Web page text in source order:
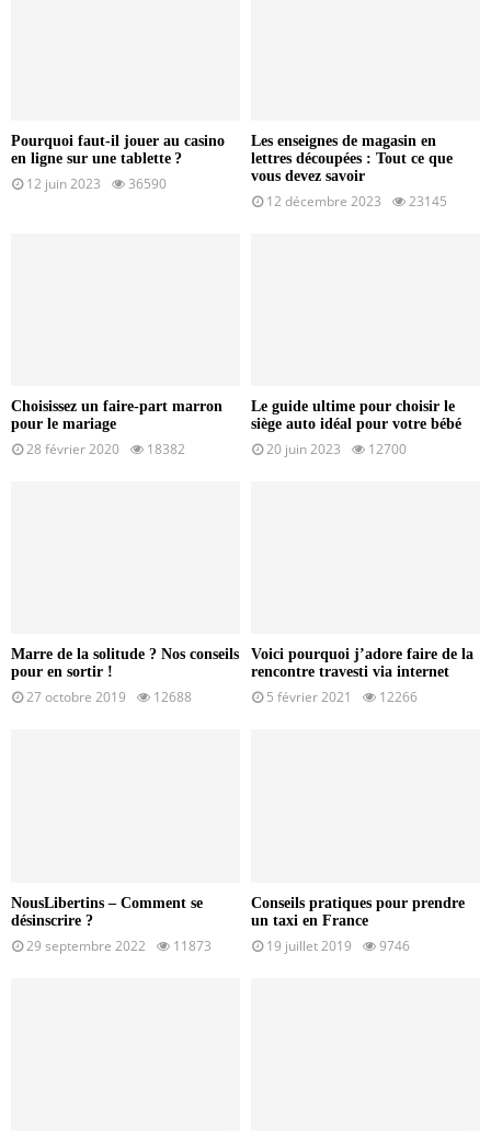
Pourquoi faut-il jouer au casino
en ligne sur une tablette ?
12 juin 2023 36590
Les enseignes de magasin en
lettres découpées : Tout ce que
vous devez savoir
12 décembre 2023 23145
Choisissez un faire-part marron
pour le mariage
28 février 2020 18382
Le guide ultime pour choisir le
siège auto idéal pour votre bébé
20 juin 2023 12700
Marre de la solitude ? Nos conseils
pour en sortir !
27 octobre 2019 12688
Voici pourquoi j’adore faire de la
rencontre travesti via internet
5 février 2021 12266
NousLibertins – Comment se
désinscrire ?
29 septembre 2022 11873
Conseils pratiques pour prendre
un taxi en France
19 juillet 2019 9746